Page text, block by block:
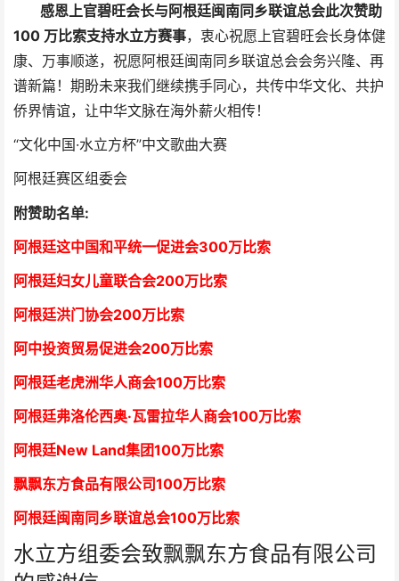
感恩上官碧旺会长与阿根廷闽南同乡联谊总会此次赞助
100 万比索支持水立方赛事，衷心祝愿上官碧旺会长身体健
康、万事顺遂，祝愿阿根廷闽南同乡联谊总会会务兴隆、再
谱新篇！期盼未来我们继续携手同心，共传中华文化、共护
侨界情谊，让中华文脉在海外薪火相传！
“文化中国·水立方杯”中文歌曲大赛
阿根廷赛区组委会
附赞助名单:
阿根廷这中国和平统一促进会300万比索
阿根廷妇女儿童联合会200万比索
阿根廷洪门协会200万比索
阿中投资贸易促进会200万比索
阿根廷老虎洲华人商会100万比索
阿根廷弗洛伦西奥·瓦雷拉华人商会100万比索
阿根廷New Land集团100万比索
飘飘东方食品有限公司100万比索
阿根廷闽南同乡联谊总会100万比索
水立方组委会致飘飘东方食品有限公司